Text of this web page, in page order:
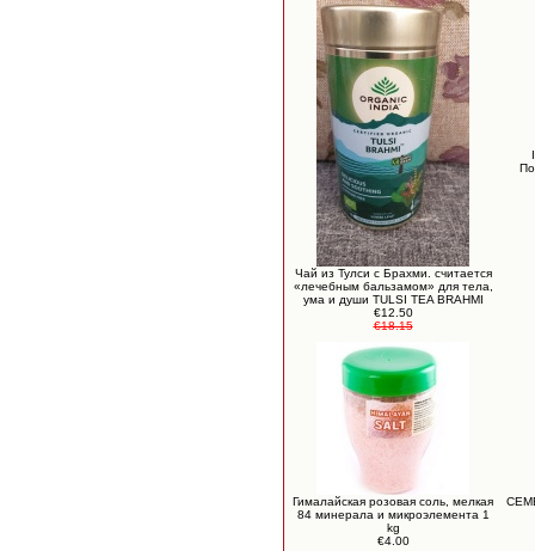
Чай из Тулси с Брахми. считается
«лечебным бальзамом» для тела,
ума и души TULSI TEA BRAHMI
€12.50
€18.15
Гималайская розовая соль, мелкая
84 минерала и микроэлемента 1
kg
€4.00